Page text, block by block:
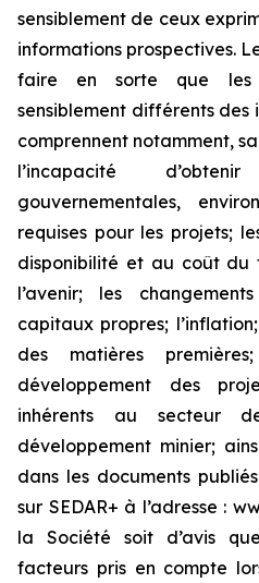
sensiblement de ceux
informations prospectives.
faire en sorte que les
sensiblement différents des
comprennent notamment,
l’incapacité
gouvernementales,
requises pour les projets;
disponibilité et au coût du
l’avenir; les
capitaux propres;
des matières
développement des
inhérents au secteur
développement minier;
dans les documents
sur SEDAR+ à l’adresse :
la Société soit d’avis
facteurs pris en compte